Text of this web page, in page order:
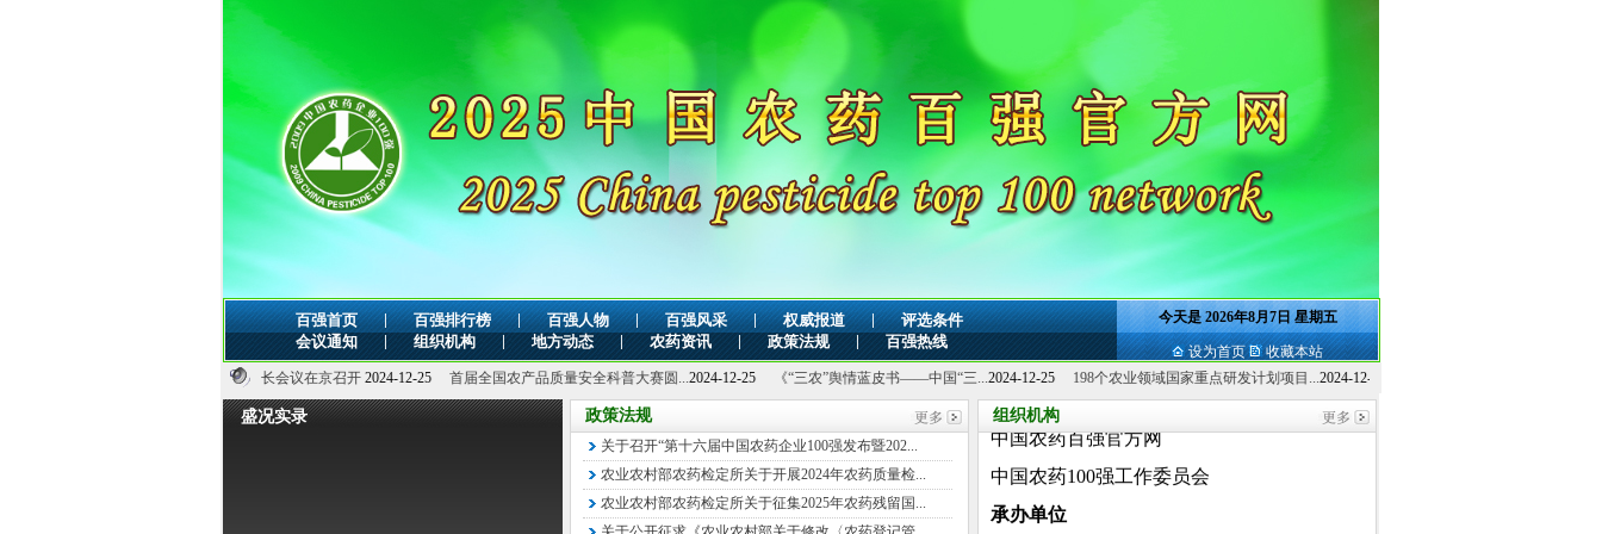
百强首页 | 百强排行榜 | 百强人物 | 百强风采 | 权威报道 |
评选条件
会议通知
| 组织机构 | 地方动态 | 农药资讯 | 政策法规 | 百强热线
今天是2026年8月7日 星期五
设为首页
收藏本站
全国农业农村厅局长会议在京召开2024-12-25 首届全国农产品质量安全科普大赛圆...2024-12-25 《“三农”舆情蓝皮书——中国“三...2024-12-25 198个农业领域国家重点研发计划项目...2024-12-25 云南省举办农药经营标准化管理服务...
盛况实录 政策法规
关于召开“第十六届中国农药企业100强发布暨202...
农业农村部农药检定所关于开展2024年农药质量检...
农业农村部农药检定所关于征集2025年农药残留国...
组织机构
主办单位
中国企业信息统计中心
中国安全品牌协会
中国农药百强官方网
中国农药100强工作委员会
承办单位